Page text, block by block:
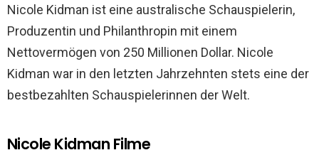
Nicole Kidman ist eine australische Schauspielerin,
Produzentin und Philanthropin mit einem
Nettovermögen von 250 Millionen Dollar. Nicole
Kidman war in den letzten Jahrzehnten stets eine der
bestbezahlten Schauspielerinnen der Welt.
Nicole Kidman Filme